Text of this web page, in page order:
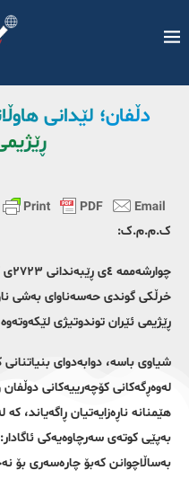
دڵفان؛ لێدانی
ک.م.م.ک:
خرڵکی گوندی حەسەناوای بەشی
ڕێژیمی ئێران توندوتیژی لێکەوتەوە
شیاوی باسە، دوابەدوای
لەوەڕگەکانی کۆچەرییەکانی
هێمنانە ناڕەزایەتیان ڕاگەیاند، کە
بەپێی کوتەی سەرچاوەیەکی ئاگادار:
بەساڵاچوانن کەبۆ چارەسەری بۆ